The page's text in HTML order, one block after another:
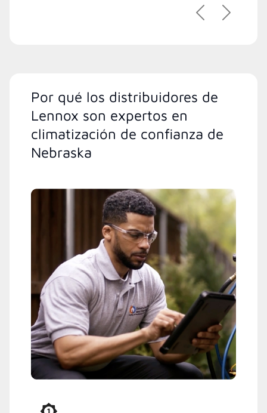
PreviousNext
Por qué los distribuidores de
Lennox son expertos en
climatización de confianza de
Nebraska